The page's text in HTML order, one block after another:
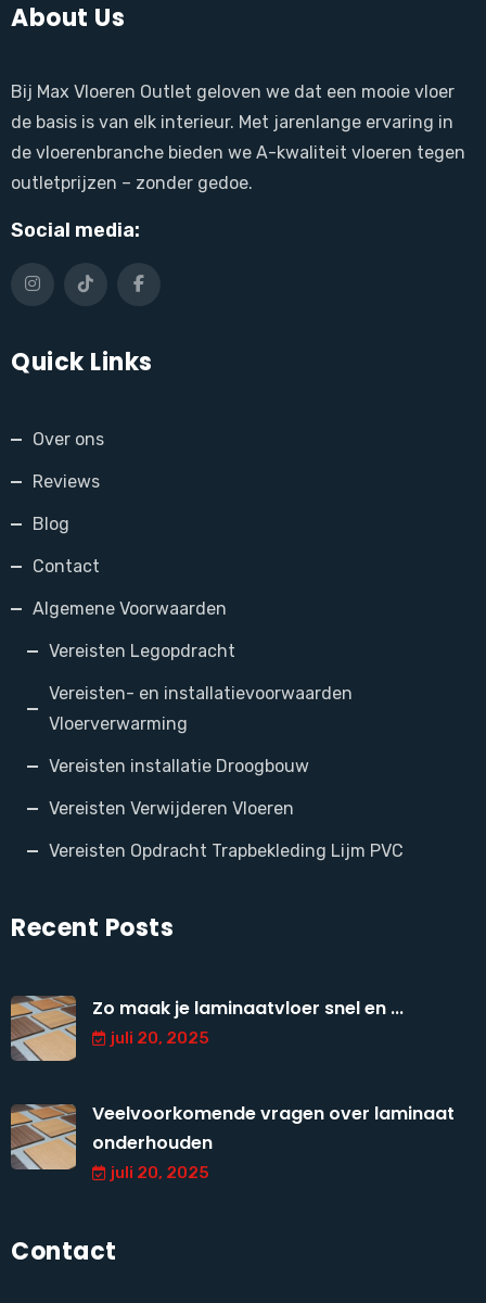
About Us
Bij Max Vloeren Outlet geloven we dat een mooie vloer
de basis is van elk interieur. Met jarenlange ervaring in
de vloerenbranche bieden we A-kwaliteit vloeren tegen
outletprijzen – zonder gedoe.
Social media:
Quick Links
Over ons
Reviews
Blog
Contact
Algemene Voorwaarden
Vereisten Legopdracht
Vereisten- en installatievoorwaarden
Vloerverwarming
Vereisten installatie Droogbouw
Vereisten Verwijderen Vloeren
Vereisten Opdracht Trapbekleding Lijm PVC
Recent Posts
Zo maak je laminaatvloer snel en ...
juli 20, 2025
Veelvoorkomende vragen over laminaat
onderhouden
juli 20, 2025
Contact